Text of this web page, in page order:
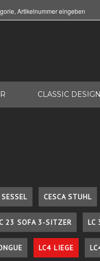
CLASSIC DESIGN
CESCA STUHL
23 SOFA 3-SITZER LC
LC4 LIEGE